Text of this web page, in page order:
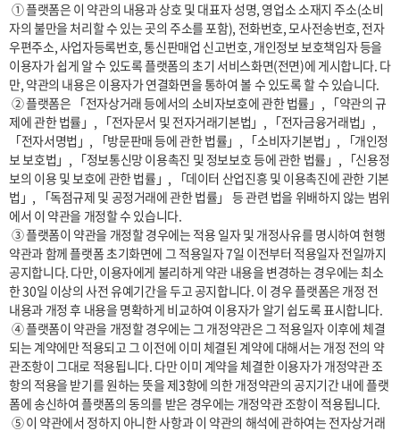
자의 불만을 처리할 수 있는 곳의 주소를 포함), 전화번호, 모사전송번호, 전자
우편주소, 사업자등록번호, 통신판매업 신고번호, 개인정보 보호책임자 등을
이용자가 쉽게 알 수 있도록 플랫폼의 초기 서비스화면(전면)에 게시합니다. 다
만, 약관의 내용은 이용자가 연결화면을 통하여 볼 수 있도록 할 수 있습니다.
제에 관한 법률」, 「전자문서 및 전자거래기본법」, 「전자금융거래법」,
「전자서명법」, 「방문판매 등에 관한 법률」, 「소비자기본법」, 「개인정
보 보호법」, 「정보통신망 이용촉진 및 정보보호 등에 관한 법률」, 「신용정
보의 이용 및 보호에 관한 법률」, 「데이터 산업진흥 및 이용촉진에 관한 기본
법」, 「독점규제 및 공정거래에 관한 법률」 등 관련 법을 위배하지 않는 범위
에서 이 약관을 개정할 수 있습니다.
약관과 함께 플랫폼 초기화면에 그 적용일자 7일 이전부터 적용일자 전일까지
공지합니다. 다만, 이용자에게 불리하게 약관 내용을 변경하는 경우에는 최소
한 30일 이상의 사전 유예기간을 두고 공지합니다. 이 경우 플랫폼은 개정 전
내용과 개정 후 내용을 명확하게 비교하여 이용자가 알기 쉽도록 표시합니다.
되는 계약에만 적용되고 그 이전에 이미 체결된 계약에 대해서는 개정 전의 약
관조항이 그대로 적용됩니다. 다만 이미 계약을 체결한 이용자가 개정약관 조
항의 적용을 받기를 원하는 뜻을 제3항에 의한 개정약관의 공지기간 내에 플랫
폼에 송신하여 플랫폼의 동의를 받은 경우에는 개정약관 조항이 적용됩니다.